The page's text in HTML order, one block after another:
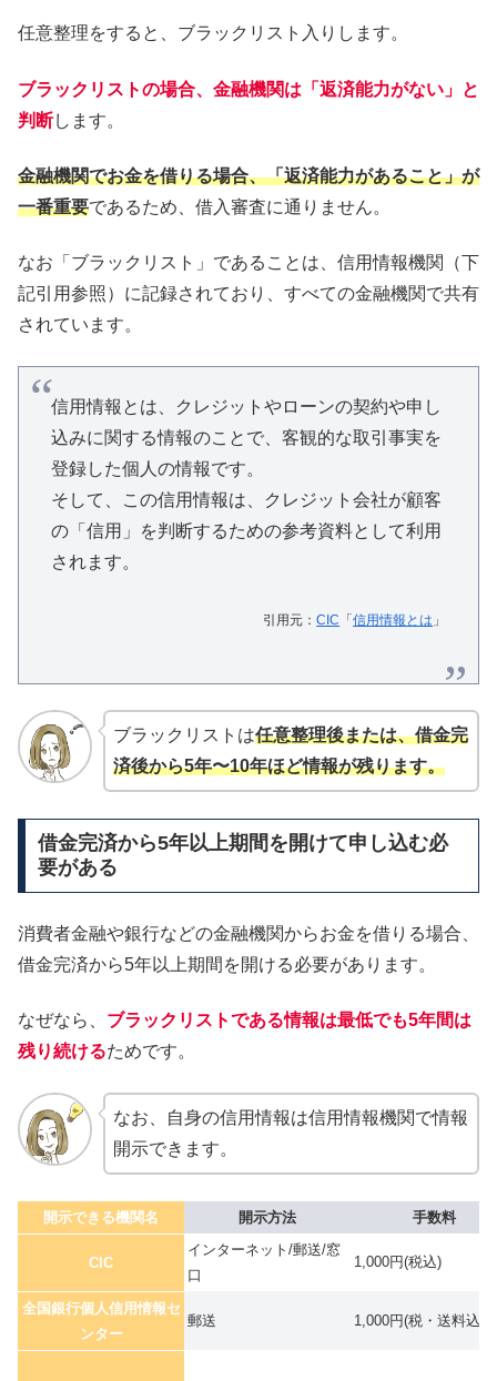
任意整理をすると、ブラックリスト入りします。
ブラックリストの場合、金融機関は「返済能力がない」と
判断します。
金融機関でお金を借りる場合、「返済能力があること」が
一番重要であるため、借入審査に通りません。
なお「ブラックリスト」であることは、信用情報機関（下
記引用参照）に記録されており、すべての金融機関で共有
されています。
信用情報とは、クレジットやローンの契約や申し
込みに関する情報のことで、客観的な取引事実を
登録した個人の情報です。
そして、この信用情報は、クレジット会社が顧客
の「信用」を判断するための参考資料として利用
されます。
引用元：CIC 「信用情報とは 」
ブラックリストは任意整理後または、借金完
済後から5年〜10年ほど情報が残ります。
借金完済から5年以上期間を開けて申し込む必
要がある
消費者金融や銀行などの金融機関からお金を借りる場合、
借金完済から5年以上期間を開ける必要があります。
なぜなら、 ブラックリストである情報は最低でも5年間は
残り続けるためです。
なお、自身の信用情報は信用情報機関で情報
開示できます。
開示できる機関名 開示方法 手数料
CIC
インターネット/郵送/窓
口
1,000円(税込)
全国銀行個人信用情報セ
ンター
郵送 1,000円(税・送料込)